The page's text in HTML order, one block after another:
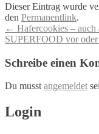
Dieser Eintrag wurde
den Permanentlink.
Artikel-
Navigation
← Hafercookies – auch
SUPERFOOD vor oder
Schreibe einen
Du musst angemeldet
Login